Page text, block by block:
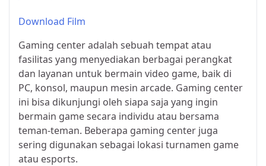
Download Film
Gaming center adalah sebuah tempat atau
fasilitas yang menyediakan berbagai perangkat
dan layanan untuk bermain video game, baik di
PC, konsol, maupun mesin arcade. Gaming center
ini bisa dikunjungi oleh siapa saja yang ingin
bermain game secara individu atau bersama
teman-teman. Beberapa gaming center juga
sering digunakan sebagai lokasi turnamen game
atau esports.